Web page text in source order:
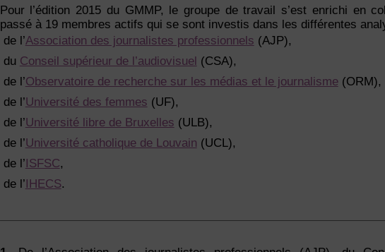
Pour l’édition 2015 du GMMP, le groupe de travail s’est enrichi en
passé à 19 membres actifs qui se sont investis dans les différentes
de l’Association des journalistes professionnels (AJP),
du Conseil supérieur de l’audiovisuel (CSA),
de l’Observatoire de recherche sur les médias et le journalisme(ORM),
de l’Université des femmes (UF),
de l’Université libre de Bruxelles (ULB),
de l’Université catholique de Louvain (UCL),
de l’ISFSC,
de l’IHECS.